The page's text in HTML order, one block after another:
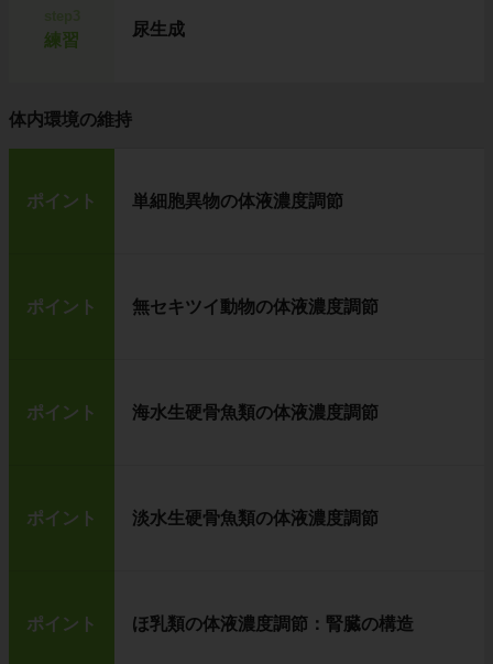
練習
尿生成
体内環境の維持
ポイント 単細胞異物の体液濃度調節
ポイント 無セキツイ動物の体液濃度調節
ポイント 海水生硬骨魚類の体液濃度調節
ポイント 淡水生硬骨魚類の体液濃度調節
ポイント ほ乳類の体液濃度調節：腎臓の構造